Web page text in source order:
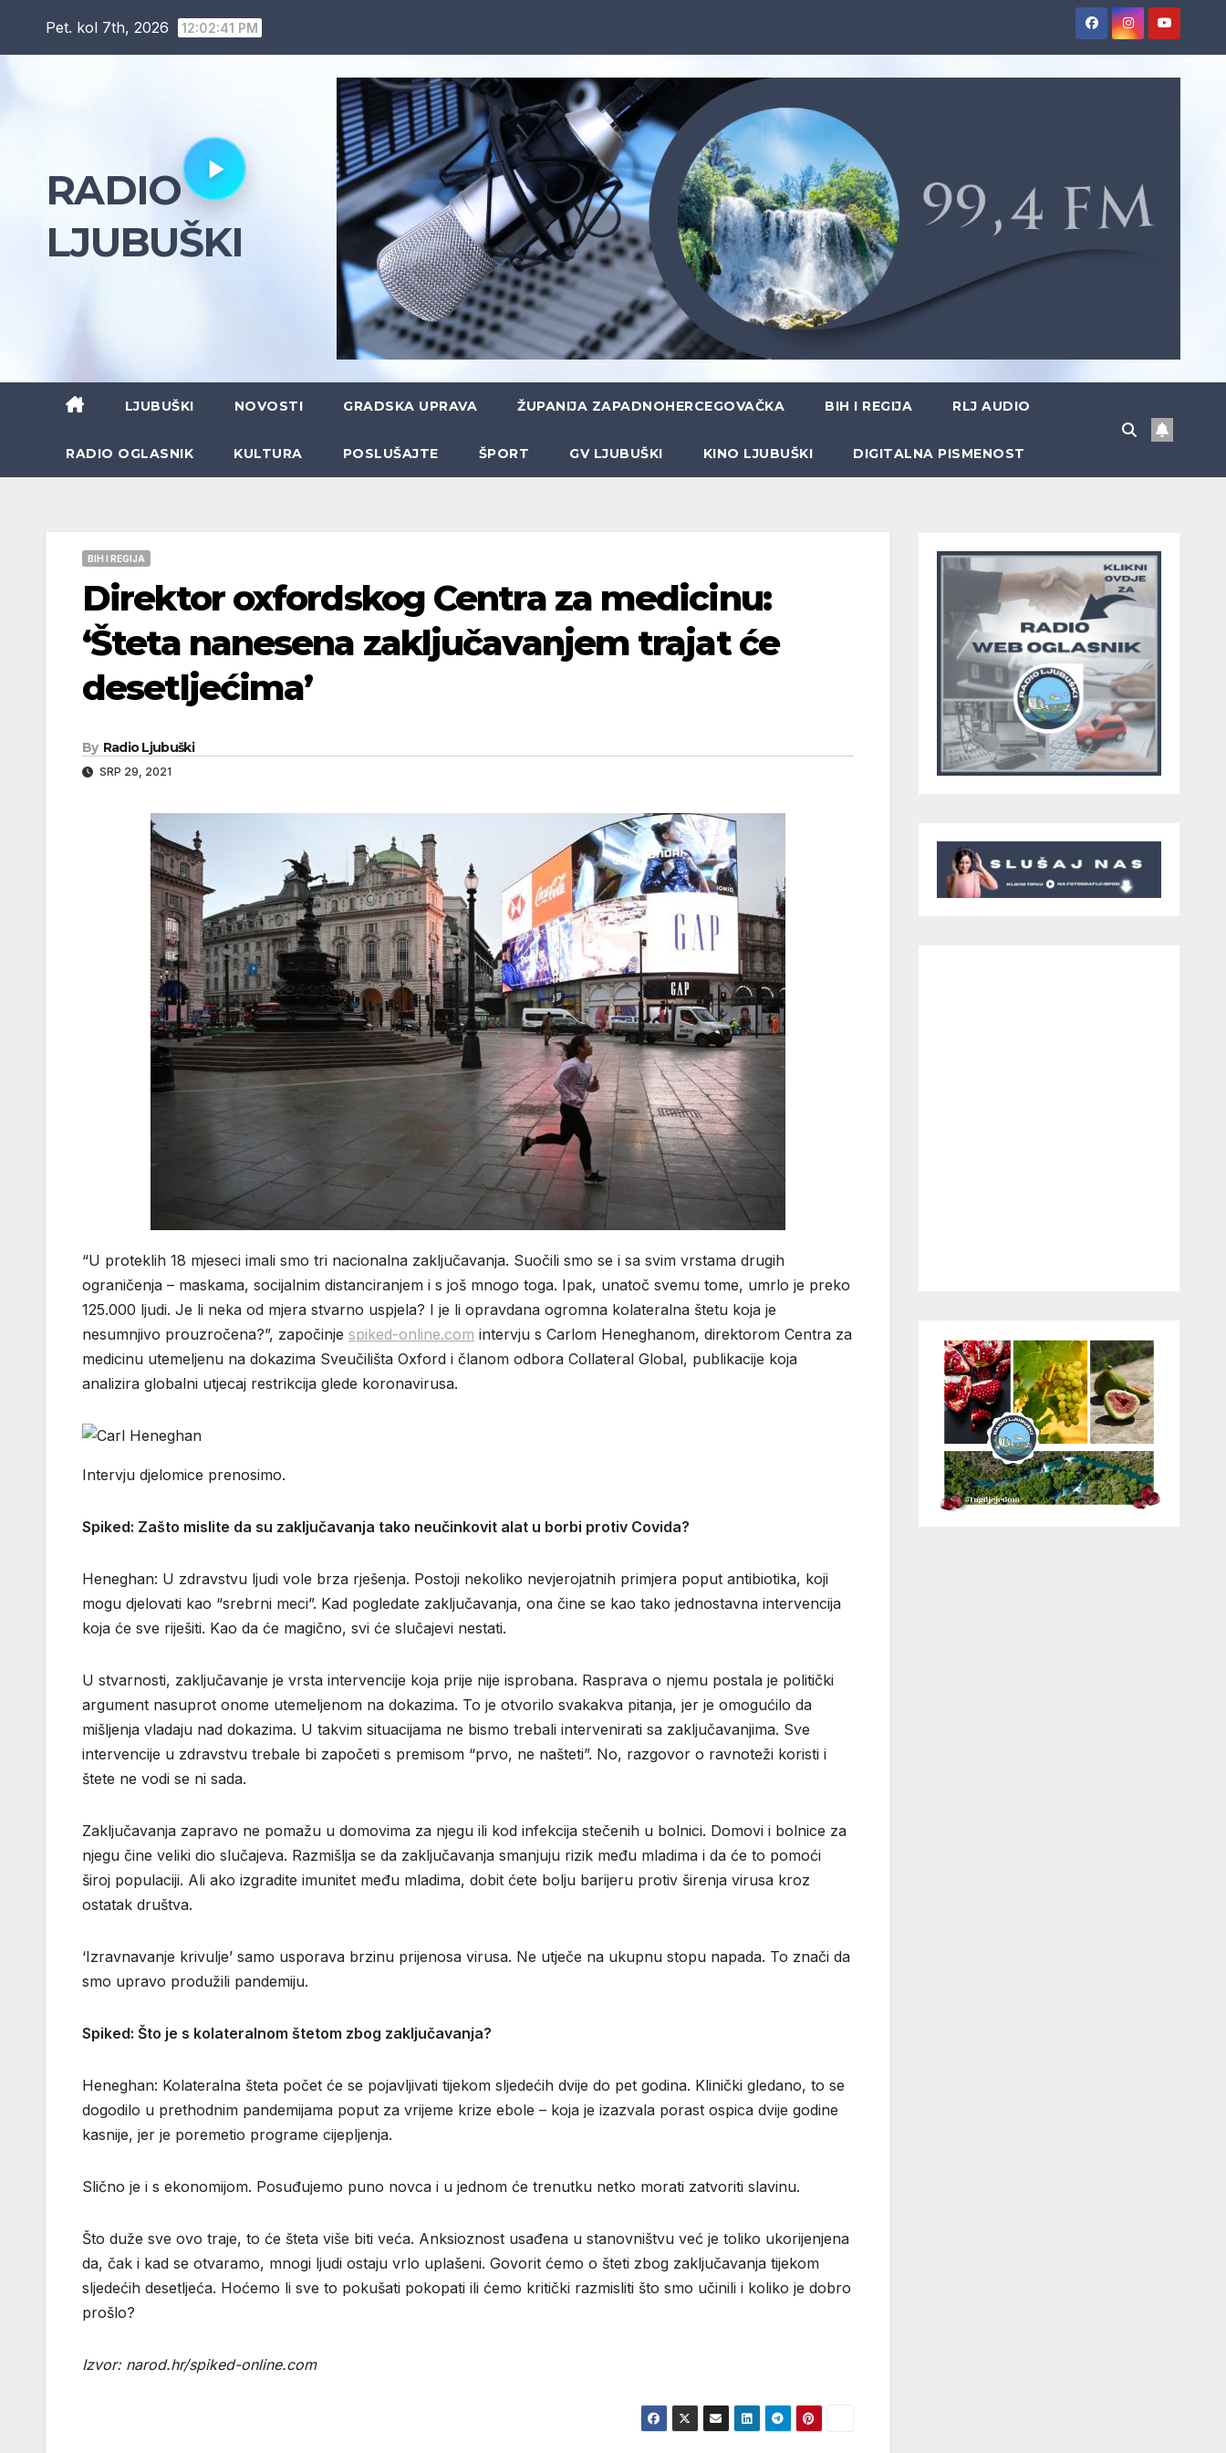
Pet. kol 7th, 2026 12:02:42 PM
RADIO
LJUBUŠKI
LJUBUŠKI NOVOSTI GRADSKA UPRAVA ŽUPANIJA ZAPADNOHERCEGOVAČKA BIH I REGIJA RLJ AUDIO
RADIO OGLASNIK KULTURA POSLUŠAJTE ŠPORT GV LJUBUŠKI KINO LJUBUŠKI DIGITALNA PISMENOST
BIH I REGIJA
Direktor oxfordskog Centra za medicinu:
‘Šteta nanesena zaključavanjem trajat će
desetljećima’
By Radio Ljubuški
SRP 29, 2021
“U proteklih 18 mjeseci imali smo tri nacionalna zaključavanja. Suočili smo se i sa svim vrstama drugih
ograničenja – maskama, socijalnim distanciranjem i s još mnogo toga. Ipak, unatoč svemu tome, umrlo je preko
125.000 ljudi. Je li neka od mjera stvarno uspjela? I je li opravdana ogromna kolateralna štetu koja je
nesumnjivo prouzročena?”, započinje spiked-online.com intervju s Carlom Heneghanom, direktorom Centra za
medicinu utemeljenu na dokazima Sveučilišta Oxford i članom odbora Collateral Global, publikacije koja
analizira globalni utjecaj restrikcija glede koronavirusa.
Intervju djelomice prenosimo.
Spiked: Zašto mislite da su zaključavanja tako neučinkovit alat u borbi protiv Covida?
Heneghan: U zdravstvu ljudi vole brza rješenja. Postoji nekoliko nevjerojatnih primjera poput antibiotika, koji
mogu djelovati kao “srebrni meci”. Kad pogledate zaključavanja, ona čine se kao tako jednostavna intervencija
koja će sve riješiti. Kao da će magično, svi će slučajevi nestati.
U stvarnosti, zaključavanje je vrsta intervencije koja prije nije isprobana. Rasprava o njemu postala je politički
argument nasuprot onome utemeljenom na dokazima. To je otvorilo svakakva pitanja, jer je omogućilo da
mišljenja vladaju nad dokazima. U takvim situacijama ne bismo trebali intervenirati sa zaključavanjima. Sve
intervencije u zdravstvu trebale bi započeti s premisom “prvo, ne našteti”. No, razgovor o ravnoteži koristi i
štete ne vodi se ni sada.
Zaključavanja zapravo ne pomažu u domovima za njegu ili kod infekcija stečenih u bolnici. Domovi i bolnice za
njegu čine veliki dio slučajeva. Razmišlja se da zaključavanja smanjuju rizik među mladima i da će to pomoći
široj populaciji. Ali ako izgradite imunitet među mladima, dobit ćete bolju barijeru protiv širenja virusa kroz
ostatak društva.
‘Izravnavanje krivulje’ samo usporava brzinu prijenosa virusa. Ne utječe na ukupnu stopu napada. To znači da
smo upravo produžili pandemiju.
Spiked: Što je s kolateralnom štetom zbog zaključavanja?
Heneghan: Kolateralna šteta počet će se pojavljivati ​​tijekom sljedećih dvije do pet godina. Klinički gledano, to se
dogodilo u prethodnim pandemijama poput za vrijeme krize ebole – koja je izazvala porast ospica dvije godine
kasnije, jer je poremetio programe cijepljenja.
Slično je i s ekonomijom. Posuđujemo puno novca i u jednom će trenutku netko morati zatvoriti slavinu.
Što duže sve ovo traje, to će šteta više biti veća. Anksioznost usađena u stanovništvu već je toliko ukorijenjena
da, čak i kad se otvaramo, mnogi ljudi ostaju vrlo uplašeni. Govorit ćemo o šteti zbog zaključavanja tijekom
sljedećih desetljeća. Hoćemo li sve to pokušati pokopati ili ćemo kritički razmisliti što smo učinili i koliko je dobro
prošlo?
Izvor: narod.hr/spiked-online.com